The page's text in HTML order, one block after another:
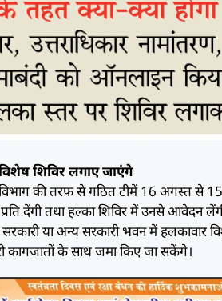
शिविर लगाए जाएंगे
की तरफ से गठित टीमें 16 अगस्त से
देंगी तथा हल्का शिविर में उनसे आवेदन
या अन्य सरकारी भवन में हलकावार
कागजातों के साथ जमा किए जा सकेंगे।